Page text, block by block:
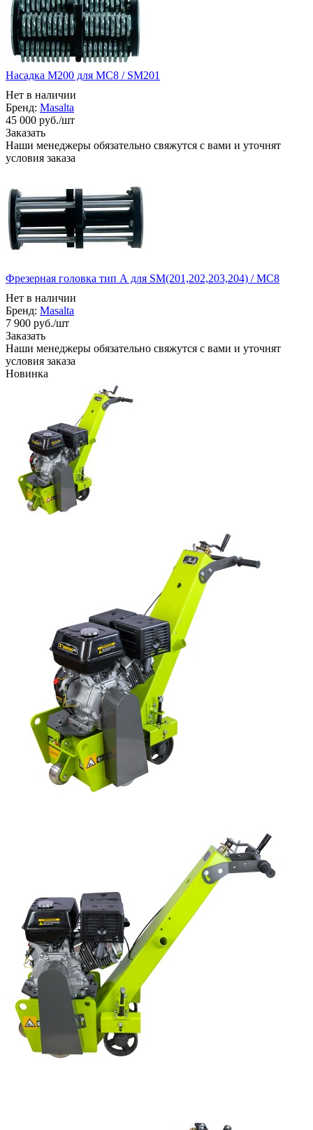
Насадка М200 для МС8 / SM201
Нет в наличии
Бренд: Masalta
45 000 руб./шт
Заказать
Наши менеджеры обязательно свяжутся с вами и уточнят
условия заказа
Фрезерная головка тип А для SM(201,202,203,204) / MC8
Нет в наличии
Бренд: Masalta
7 900 руб./шт
Заказать
Наши менеджеры обязательно свяжутся с вами и уточнят
условия заказа
Новинка